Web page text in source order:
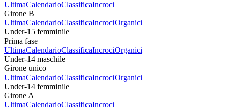
UltimaCalendarioClassificaIncroci
Girone B
UltimaCalendarioClassificaIncrociOrganici
Under-15 femminile
Prima fase
UltimaCalendarioClassificaIncrociOrganici
Under-14 maschile
Girone unico
UltimaCalendarioClassificaIncrociOrganici
Under-14 femminile
Girone A
UltimaCalendarioClassificaIncroci